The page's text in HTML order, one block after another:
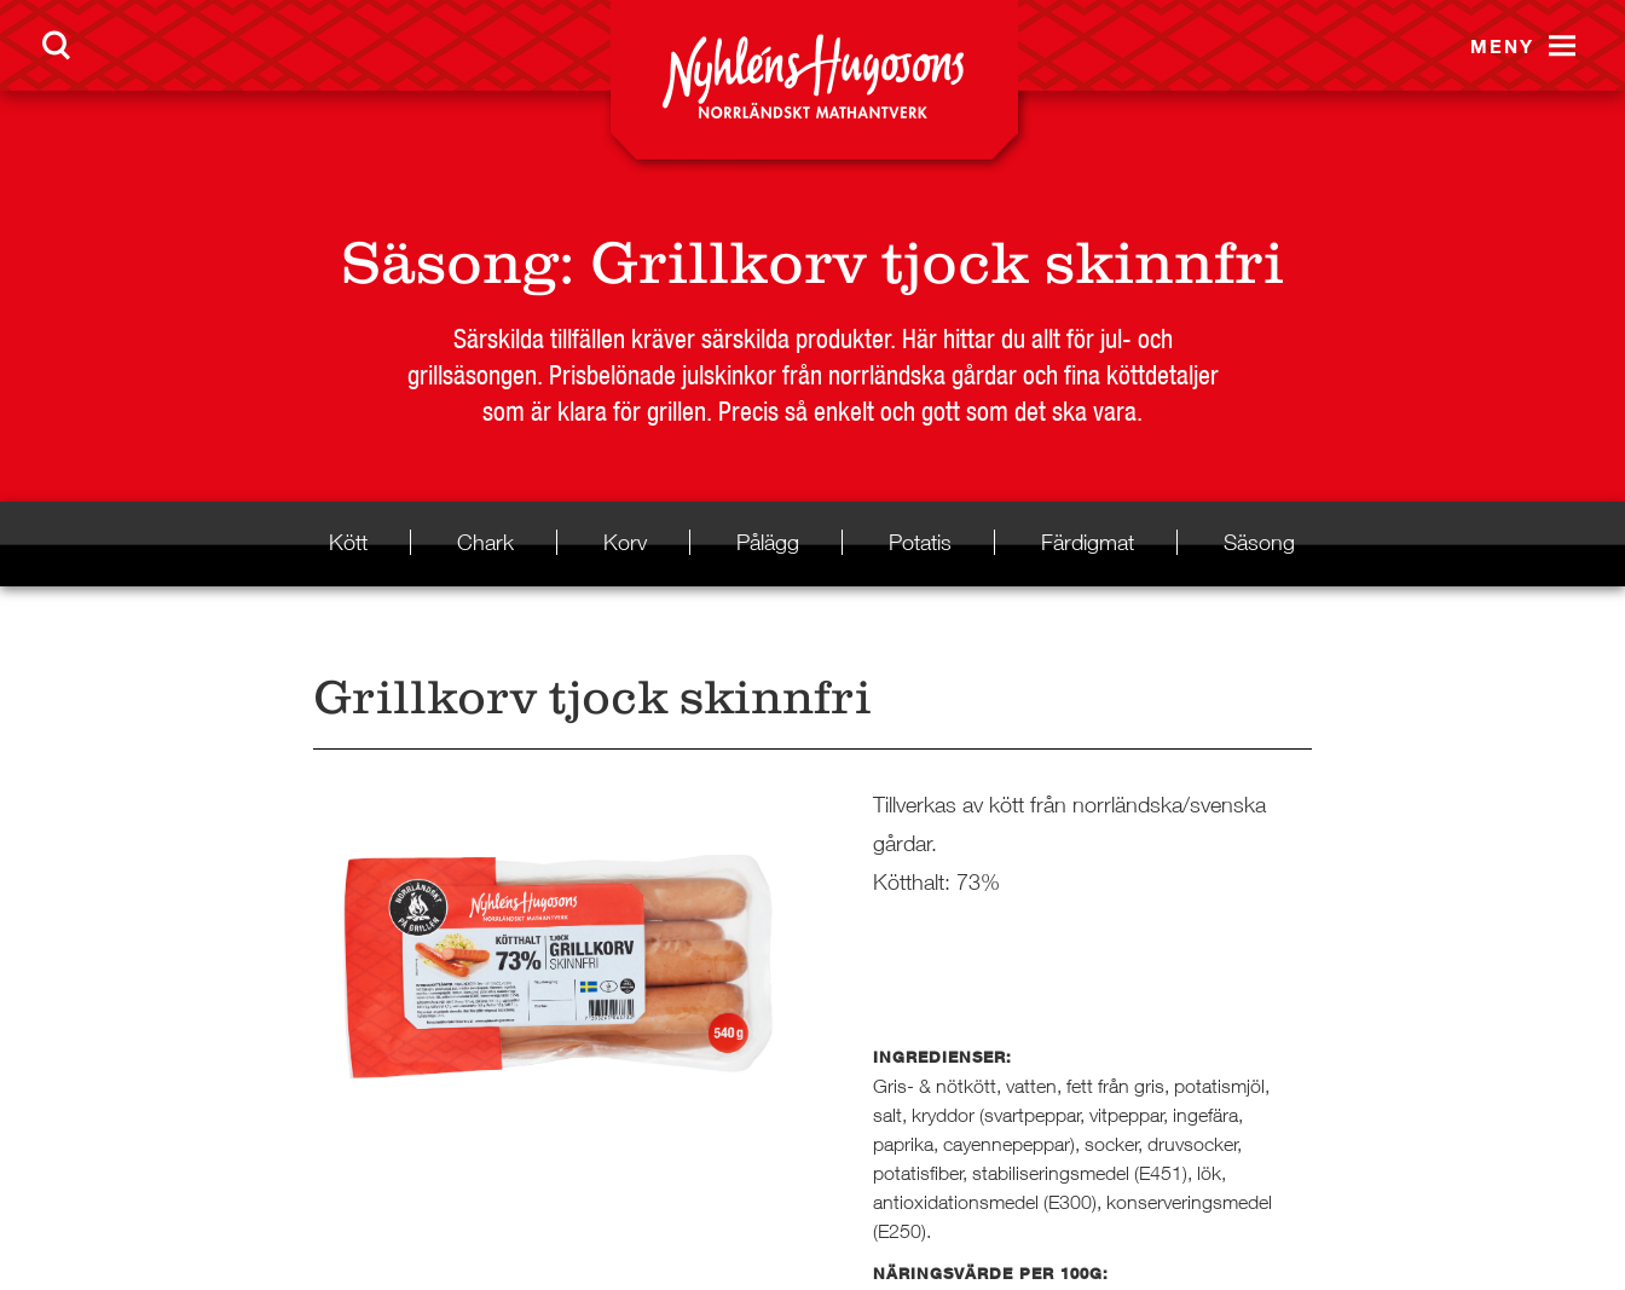
MENY
Säsong: Grillkorv tjock skinnfri
Särskilda tillfällen kräver särskilda produkter. Här hittar du allt för jul- och
grillsäsongen. Prisbelönade julskinkor från norrländska gårdar och fina köttdetaljer
som är klara för grillen. Precis så enkelt och gott som det ska vara.
Kött Chark Korv Pålägg Potatis Färdigmat Säsong
Grillkorv tjock skinnfri
Tillverkas av kött från norrländska/svenska
gårdar.
Kötthalt: 73%
INGREDIENSER:
Gris- & nötkött, vatten, fett från gris, potatismjöl,
salt, kryddor (svartpeppar, vitpeppar, ingefära,
paprika, cayennepeppar), socker, druvsocker,
potatisfiber, stabiliseringsmedel (E451), lök,
antioxidationsmedel (E300), konserveringsmedel
(E250).
NÄRINGSVÄRDE PER 100G: